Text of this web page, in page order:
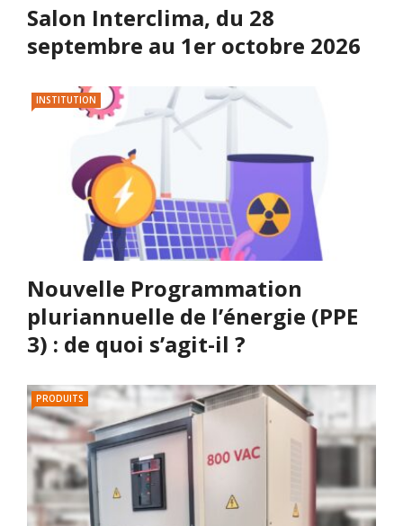
Salon Interclima, du 28
septembre au 1er octobre 2026
INSTITUTION
Nouvelle Programmation
pluriannuelle de l’énergie (PPE
3) : de quoi s’agit-il ?
PRODUITS